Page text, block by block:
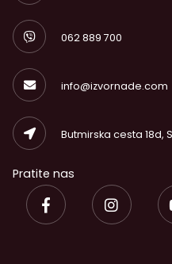
062 889 700
info@izvornade.com
Butmirska cesta 18d,
Pratite nas